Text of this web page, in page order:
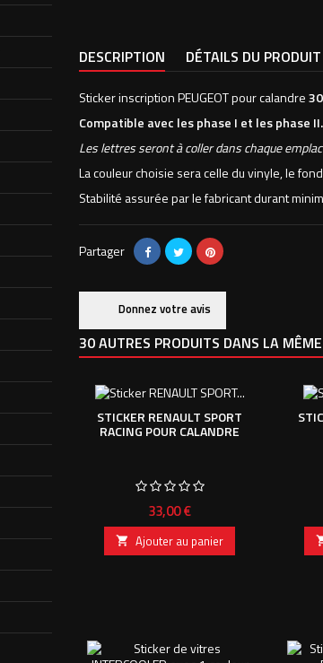
DESCRIPTION DÉTAILS DU PRODUIT
Sticker inscription PEUGEOT pour calandre
Compatible avec les phase I et les phase II.
Les lettres seront à coller dans chaque
La couleur choisie sera celle du vinyle, le
Stabilité assurée par le fabricant durant
Partager
Donnez votre avis
30 AUTRES PRODUITS DANS LA
STICKER RENAULT SPORT
RACING POUR CALANDRE
Prix
33,00 €
 Ajouter au panier